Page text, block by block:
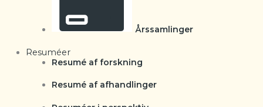
Årssamlinger
Resuméer
Resumé af forskning
Resumé af afhandlinger